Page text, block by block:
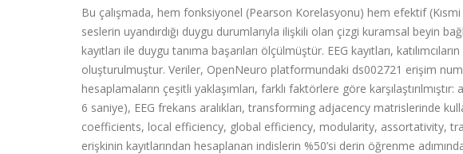
Bu çalışmada, hem fonksiyonel (Pearson Korelasyonu) hem efektif
seslerin uyandırdığı duygu durumlarıyla ilişkili olan çizgi kuramsal beyin
kayıtları ile duygu tanıma başarıları ölçülmüştür. EEG kayıtları,
oluşturulmuştur. Veriler, OpenNeuro platformundaki ds002721 erişim
hesaplamaların çeşitli yaklaşımları, farklı faktörlere göre
6 saniye), EEG frekans aralıkları, transforming adjacency matrislerinde
coefficients, local efficiency, global efficiency, modularity, assortativity,
erişkinin kayıtlarından hesaplanan indislerin %50’si derin öğrenme